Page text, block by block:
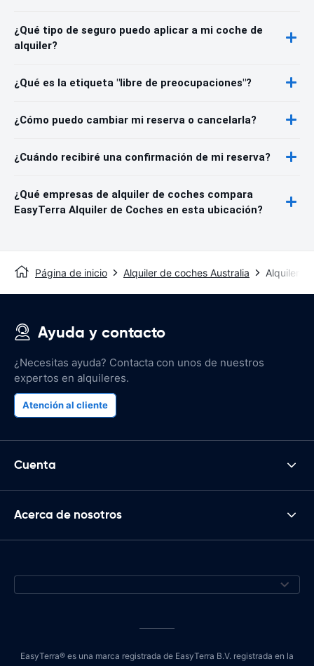
¿Qué tipo de seguro puedo aplicar a mi coche de
alquiler?
¿Qué es la etiqueta "libre de preocupaciones"?
¿Cómo puedo cambiar mi reserva o cancelarla?
¿Cuándo recibiré una confirmación de mi reserva?
¿Qué empresas de alquiler de coches compara
EasyTerra Alquiler de Coches en esta ubicación?
Página de inicio Alquiler de coches Australia Alquiler
Ayuda y contacto
¿Necesitas ayuda? Contacta con unos de nuestros
expertos en alquileres.
Atención al cliente
Cuenta
Acerca de nosotros
EasyTerra® es una marca registrada de EasyTerra B.V. registrada en la